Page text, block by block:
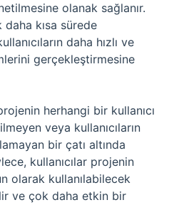
olanak sağlanır.
kısa sürede
daha hızlı ve
gerçekleştirmesine
herhangi bir kullanıcı
veya kullanıcıların
bir çatı altında
kullanıcılar projenin
olarak kullanılabilecek
ve çok daha etkin bir